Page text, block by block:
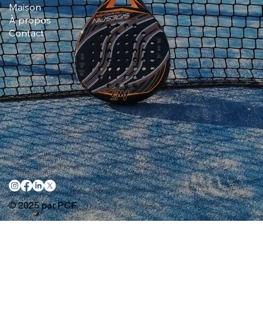
Maison
À propos
Contact
© 2025 par PCF